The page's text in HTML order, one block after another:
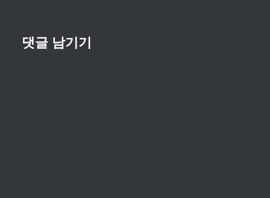
댓글 남기기